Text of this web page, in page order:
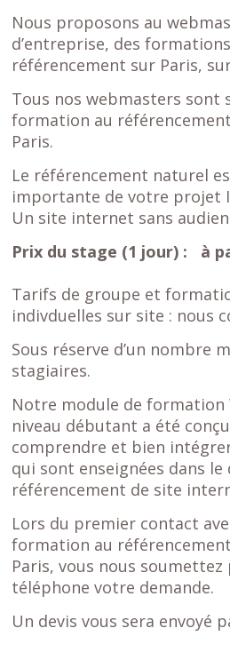
Nous proposons au
d’entreprise, des
référencement sur Paris,
Tous nos webmasters sont
formation au
Paris.
Le référencement naturel
importante de votre projet
Un site internet sans
Prix du stage (1 jour) : à
Tarifs de groupe et
indivduelles sur site : nous
Sous réserve d’un nombre
stagiaires.
Notre module de formation
niveau débutant a été
comprendre et bien
qui sont enseignées dans le
référencement de site
Lors du premier contact
formation au
Paris, vous nous soumettez
téléphone votre demande.
Un devis vous sera envoyé